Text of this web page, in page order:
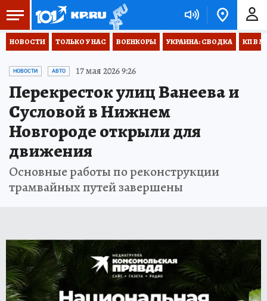
НОВОСТИ ТОЛЬКО У НАС ВОЕНКОРЫ УКРАИНА: СВОДКА КП В
НОВОСТИ АВТО 17 мая 2026 9:26
Перекресток улиц Ванеева и
Сусловой в Нижнем
Новгороде открыли для
движения
Основные работы по реконструкции
трамвайных путей завершены